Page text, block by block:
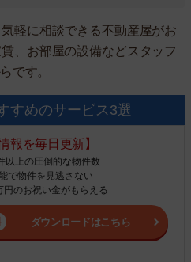
軽に相談できる不動産屋がお
、お部屋の設備などスタッフ
です。
すめのサービス3選
報を毎日更新】
以上の圧倒的な物件数
で物件を見逃さない
円のお祝い金がもらえる
ダウンロードはこちら